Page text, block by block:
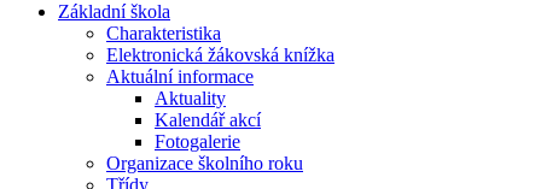
Základní škola
Charakteristika
Elektronická žákovská knížka
Aktuální informace
Aktuality
Kalendář akcí
Fotogalerie
Organizace školního roku
Třídy